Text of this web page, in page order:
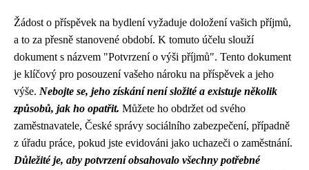
Žádost o příspěvek na bydlení vyžaduje doložení vašich příjmů,
a to za přesně stanovené období. K tomuto účelu slouží
dokument s názvem "Potvrzení o výši příjmů". Tento dokument
je klíčový pro posouzení vašeho nároku na příspěvek a jeho
výše. Nebojte se, jeho získání není složité a existuje několik
způsobů, jak ho opatřit. Můžete ho obdržet od svého
zaměstnavatele, České správy sociálního zabezpečení, případně
z úřadu práce, pokud jste evidováni jako uchazeči o zaměstnání.
Důležité je, aby potvrzení obsahovalo všechny potřebné